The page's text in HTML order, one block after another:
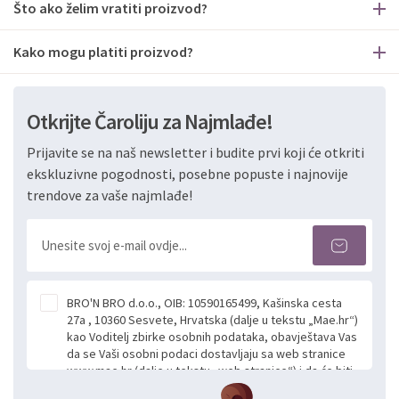
Što ako želim vratiti proizvod?
Kako mogu platiti proizvod?
Otkrijte Čaroliju za Najmlađe!
Prijavite se na naš newsletter i budite prvi koji će otkriti
ekskluzivne pogodnosti, posebne popuste i najnovije
trendove za vaše najmlađe!
BRO'N BRO d.o.o., OIB: 10590165499, Kašinska cesta
27a , 10360 Sesvete, Hrvatska (dalje u tekstu „Mae.hr“)
kao Voditelj zbirke osobnih podataka, obavještava Vas
da se Vaši osobni podaci dostavljaju sa web stranice
www.mae.hr (dalje u tekstu „web stranice“) i da će biti
obrađeni. Prihvaćanjem ove Izjave smatra se da